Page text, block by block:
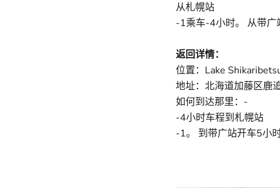
从札幌站
-1乘车-4小时。 从带广
返回详情：
位置：Lake
地址：北海道加藤区鹿
如何到达那里：-
-4小时车程到札幌站
-1。 到带广站开车5小